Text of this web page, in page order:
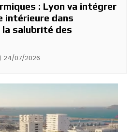
: Lyon va intégrer
intérieure dans
la salubrité des
24/07/2026